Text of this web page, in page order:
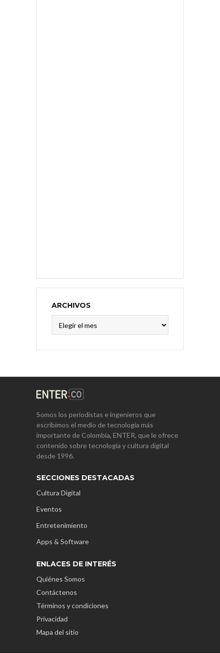
ARCHIVOS
Somos los periodistas e ingenieros que
escribimos el medio de tecnología más
importante de Colombia, ENTER, que le ofrece
contenido sobre tecnología y cultura digital
desde 1996.
SECCIONES DESTACADAS
Cultura Digital
Eventos
Entretenimiento
Apps & Software
ENLACES DE INTERÉS
Quiénes Somos
Contáctenos
Términos y condiciones
Privacidad
Mapa del sitio